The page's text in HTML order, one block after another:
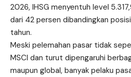
2026, IHSG menyentuh level
dari 42 persen dibandingkan
tahun.
Meski pelemahan pasar tidak
MSCI dan turut dipengaruhi
maupun global, banyak pelaku